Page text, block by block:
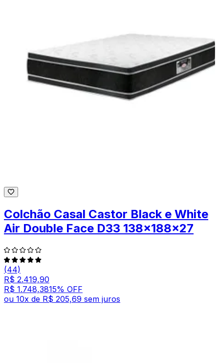
Colchão Casal Castor Black e White
Air Double Face D33 138x188x27
(44)
R$ 2.419,90
R$ 1.748,3815% OFF
ou 10x de R$ 205,69 sem juros